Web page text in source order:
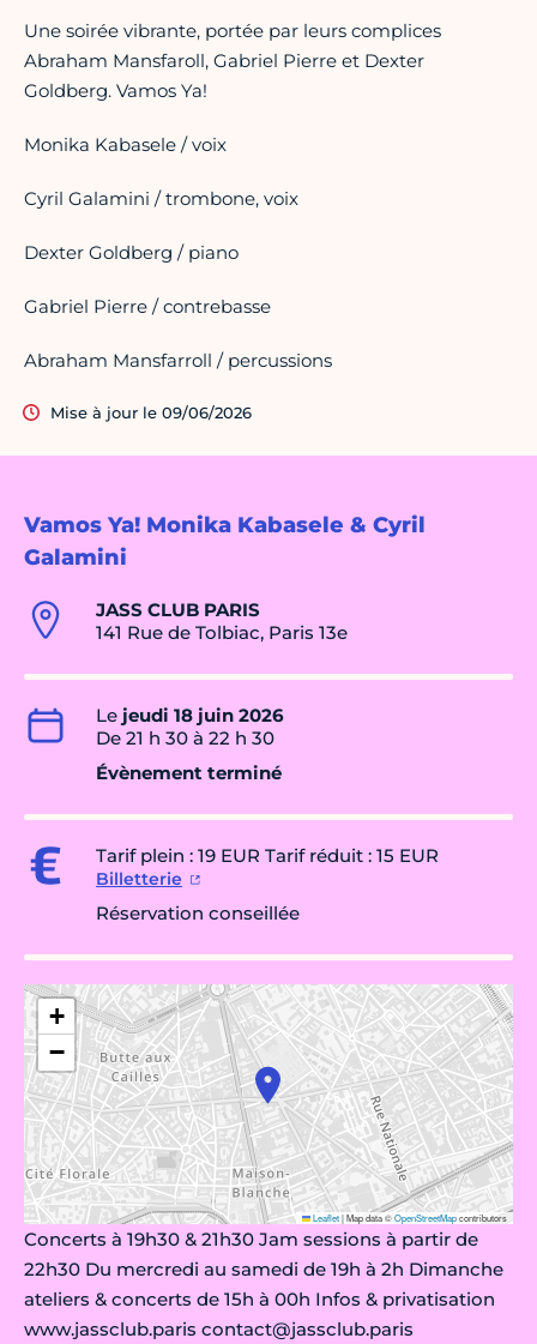
Vamos Ya! Monika Kabasele & Cyril
Galamini
JASS CLUB PARIS
141 Rue de Tolbiac, Paris 13e
Le jeudi 18 juin 2026
De 21 h 30 à 22 h 30
Évènement terminé
Tarif plein : 19 EUR Tarif réduit : 15 EUR
Billetterie
Réservation conseillée
+
−
Leaflet|Map data ©OpenStreetMapcontributors
Concerts à 19h30 & 21h30 Jam sessions à partir de
22h30 Du mercredi au samedi de 19h à 2h Dimanche
ateliers & concerts de 15h à 00h Infos & privatisation
www.jassclub.paris contact@jassclub.paris
Une soirée vibrante, portée par leurs complices
Abraham Mansfaroll, Gabriel Pierre et Dexter
Goldberg. Vamos Ya!
Monika Kabasele / voix
Cyril Galamini / trombone, voix
Dexter Goldberg / piano
Gabriel Pierre / contrebasse
Abraham Mansfarroll / percussions
Mise à jour le 09/06/2026